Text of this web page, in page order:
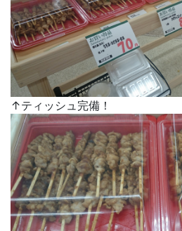
↑ティッシュ完備！